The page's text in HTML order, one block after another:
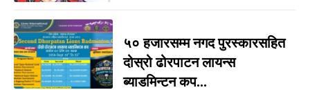
५० हजारसम्म नगद पुरस्कारसहित
दोस्रो ढोरपाटन लायन्स
ब्याडमिन्टन कप...